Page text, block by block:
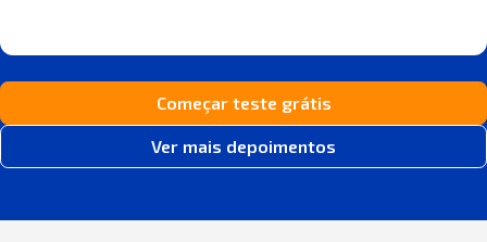
Começar teste grátis
Ver mais depoimentos